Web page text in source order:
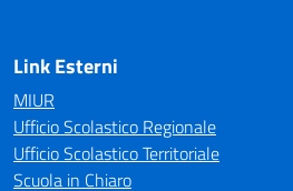
Link Esterni
MIUR
Ufficio Scolastico Regionale
Ufficio Scolastico Territoriale
Scuola in Chiaro